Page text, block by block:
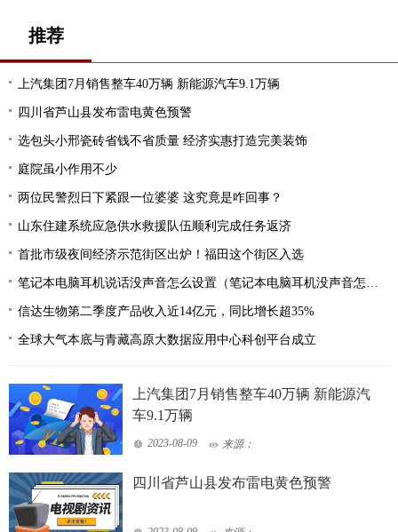
推荐
上汽集团7月销售整车40万辆 新能源汽车9.1万辆
四川省芦山县发布雷电黄色预警
选包头小邢瓷砖省钱不省质量 经济实惠打造完美装饰
庭院虽小作用不少
两位民警烈日下紧跟一位婆婆 这究竟是咋回事？
山东住建系统应急供水救援队伍顺利完成任务返济
首批市级夜间经济示范街区出炉！福田这个街区入选
笔记本电脑耳机说话没声音怎么设置（笔记本电脑耳机没声音怎么设置）
信达生物第二季度产品收入近14亿元，同比增长超35%
全球大气本底与青藏高原大数据应用中心科创平台成立
上汽集团7月销售整车40万辆 新能源汽
车9.1万辆
2023-08-09 来源：
四川省芦山县发布雷电黄色预警